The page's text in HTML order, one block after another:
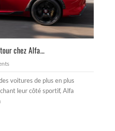
chez Alfa...
voitures de plus en plus
leur côté sportif, Alfa